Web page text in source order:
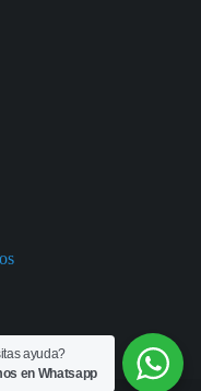
ayuda?
en Whatsapp